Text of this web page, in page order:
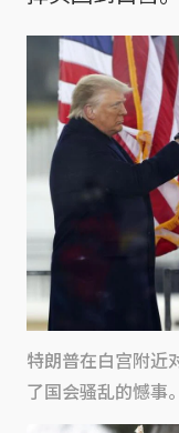
特朗普在白宫附近
了国会骚乱的憾事